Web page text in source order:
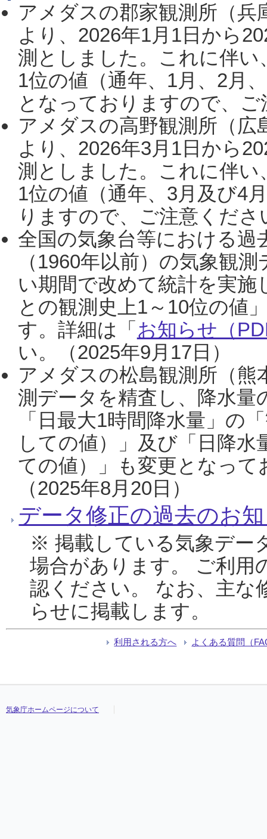
アメダスの郡家観測所（
より、2026年1月1日から
測としました。これに伴い
1位の値（通年、1月、2月
となっておりますので、
アメダスの高野観測所（
より、2026年3月1日から
測としました。これに伴い
1位の値（通年、3月及び4
りますので、ご注意くだ
全国の気象台等における過
（1960年以前）の気象観
い期間で改めて統計を実
との観測史上1～10位の値
す。詳細は「 お知らせ（
い。（2025年9月17日）
アメダスの松島観測所（熊
測データを精査し、降水
「日最大1時間降水量」の
しての値）」及び「日降
ての値）」も変更となっ
（2025年8月20日）
データ修正の過去のお
※ 掲載している気象デー
場合があります。 ご利用
認ください。 なお、主な
らせに掲載します。
利用される方へ よくある質問（
気象庁ホームページについて